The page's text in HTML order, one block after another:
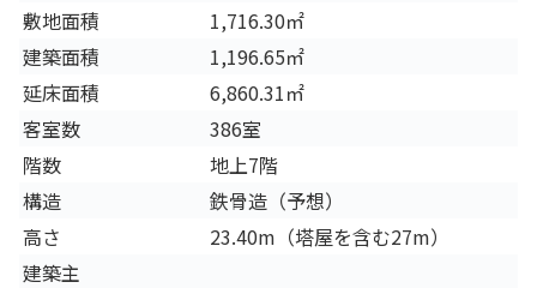
敷地面積
1,716.30㎡
建築面積
1,196.65㎡
延床面積
6,860.31㎡
客室数
386室
階数
地上7階
構造
鉄骨造（予想）
高さ
23.40m（塔屋を含む27m）
建築主